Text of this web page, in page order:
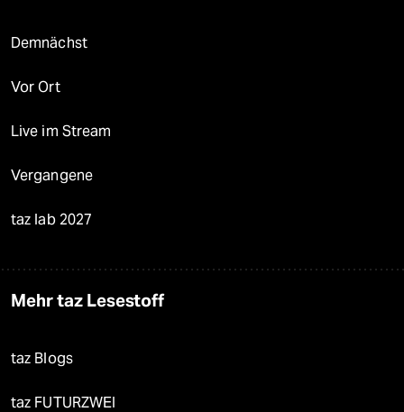
Demnächst
Vor Ort
Live im Stream
Vergangene
taz lab 2027
Mehr taz Lesestoff
taz Blogs
taz FUTURZWEI